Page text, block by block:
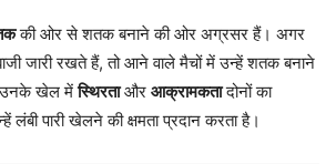
की ओर से शतक बनाने की ओर अग्रसर हैं। अगर
जारी रखते हैं, तो आने वाले मैचों में उन्हें शतक बनाने
उनके खेल मेंस्थिरताऔर आक्रामकतादोनों का
लंबी पारी खेलने की क्षमता प्रदान करता है।